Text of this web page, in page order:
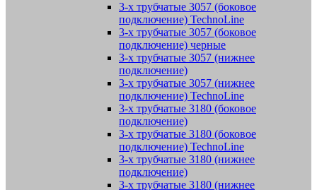
3-х трубчатые 3057 (боковое
подключение) TechnoLine
3-х трубчатые 3057 (боковое
подключение) черные
3-х трубчатые 3057 (нижнее
подключение)
3-х трубчатые 3057 (нижнее
подключение) TechnoLine
3-х трубчатые 3180 (боковое
подключение)
3-х трубчатые 3180 (боковое
подключение) TechnoLine
3-х трубчатые 3180 (нижнее
подключение)
3-х трубчатые 3180 (нижнее